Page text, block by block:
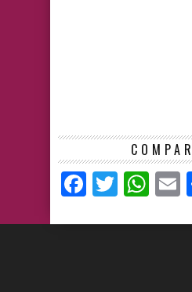
Twitter